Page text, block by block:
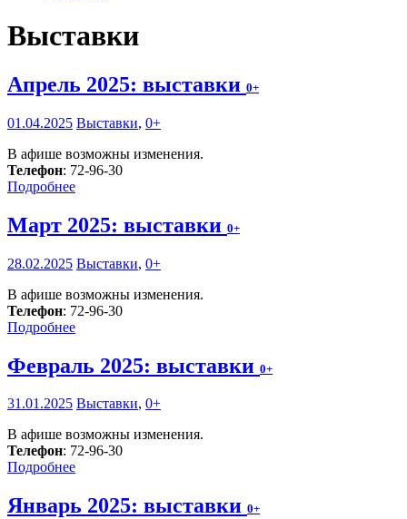
Выставки
Апрель 2025: выставки 0+
01.04.2025 Выставки, 0+
В афише возможны изменения.
Телефон: 72-96-30
Подробнее
Март 2025: выставки 0+
28.02.2025 Выставки, 0+
В афише возможны изменения.
Телефон: 72-96-30
Подробнее
Февраль 2025: выставки 0+
31.01.2025 Выставки, 0+
В афише возможны изменения.
Телефон: 72-96-30
Подробнее
Январь 2025: выставки 0+